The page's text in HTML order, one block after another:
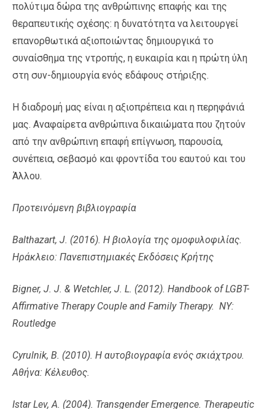
πολύτιμα δώρα της ανθρώπινης επαφής και της
θεραπευτικής σχέσης: η δυνατότητα να λειτουργεί
επανορθωτικά αξιοποιώντας δημιουργικά το
συναίσθημα της ντροπής, η ευκαιρία και η πρώτη ύλη
στη συν-δημιουργία ενός εδάφους στήριξης.
Η διαδρομή μας είναι η αξιοπρέπεια και η περηφάνιά
μας. Αναφαίρετα ανθρώπινα δικαιώματα που ζητούν
από την ανθρώπινη επαφή επίγνωση, παρουσία,
συνέπεια, σεβασμό και φροντίδα του εαυτού και του
Άλλου.
Προτεινόμενη βιβλιογραφία
Balthazart, J. (2016). Η βιολογία της ομοφυλοφιλίας.
Ηράκλειο: Πανεπιστημιακές Εκδόσεις Κρήτης
Bigner, J. J. & Wetchler, J. L. (2012). Handbook of LGBT-
Affirmative Therapy Couple and Family Therapy. NY:
Routledge
Cyrulnik, B. (2010). Η αυτοβιογραφία ενός σκιάχτρου.
Αθήνα: Κέλευθος.
Istar Lev, A. (2004). Transgender Emergence. Therapeutic